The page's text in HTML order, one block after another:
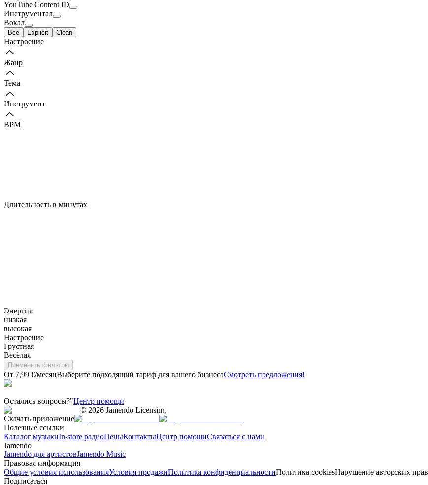
YouTube Content ID
Инструментал
Вокал
Все Explicit Clean
Настроение
Жанр
Тема
Инструмент
BPM
Длительность в минутах
Энергия
низкая
высокая
Настроение
Грустная
Весёлая
Применить фильтры
От 7,99 €/месяцВыберите подходящий тариф для вашего бизнесаСмотреть предложения!
Остались вопросы?"Центр помощи
© 2026 Jamendo Licensing
Скачать приложение
Полезные ссылки
Каталог музыкиIn-store радиоЦеныКонтактыЦентр помощиСвязаться с нами
Jamendo
Jamendo для артистовJamendo Music
Правовая информация
Общие условия использованияУсловия продажиПолитика конфиденциальностиПолитика cookiesНарушение авторских прав
Подписаться